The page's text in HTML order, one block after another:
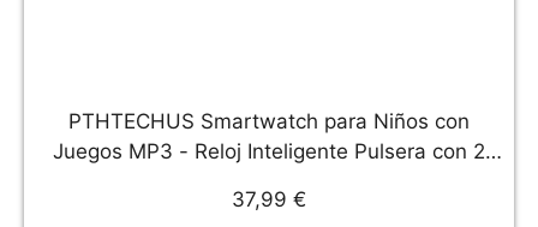
PTHTECHUS Smartwatch para Niños con
Juegos MP3 - Reloj Inteligente Pulsera con 2
Cámara de Infantil Reloj Digital para Juventud
37,99 €